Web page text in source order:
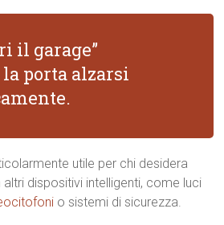
il garage”
porta alzarsi
utile per chi desidera
dispositivi intelligenti, come luci
o sistemi di sicurezza.